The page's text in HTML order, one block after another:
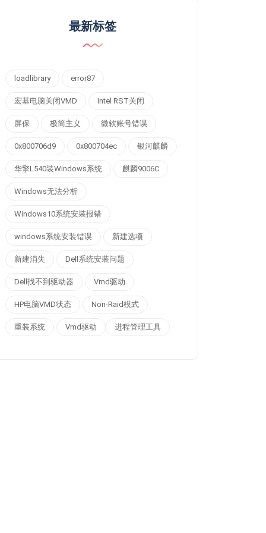
最新标签
loadlibrary error87
宏基电脑关闭VMD Intel RST关闭
屏保 极简主义 微软账号错误
0x800706d9 0x800704ec 银河麒麟
华擎L540装Windows系统 麒麟9006C
Windows无法分析
Windows10系统安装报错
windows系统安装错误 新建选项
新建消失 Dell系统安装问题
Dell找不到驱动器 Vmd驱动
HP电脑VMD状态 Non-Raid模式
重装系统 Vmd驱动 进程管理工具